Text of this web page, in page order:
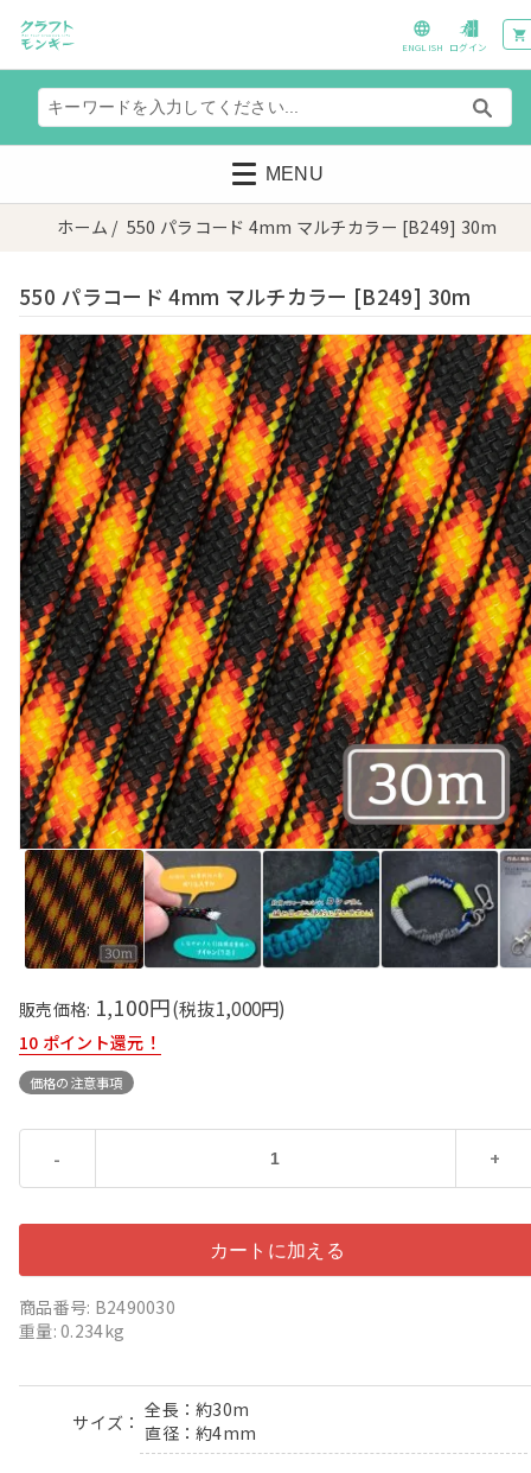
ログイン
ENGLISH
MENU
ホーム / 550 パラコード 4mm マルチカラー [B249] 30m
550 パラコード 4mm マルチカラー [B249] 30m
販売価格: 1,100円(税抜1,000円)
10 ポイント還元！
価格の注意事項
- +
商品番号: B2490030
重量: 0.234kg
サイズ
全長：約30m
直径：約4mm